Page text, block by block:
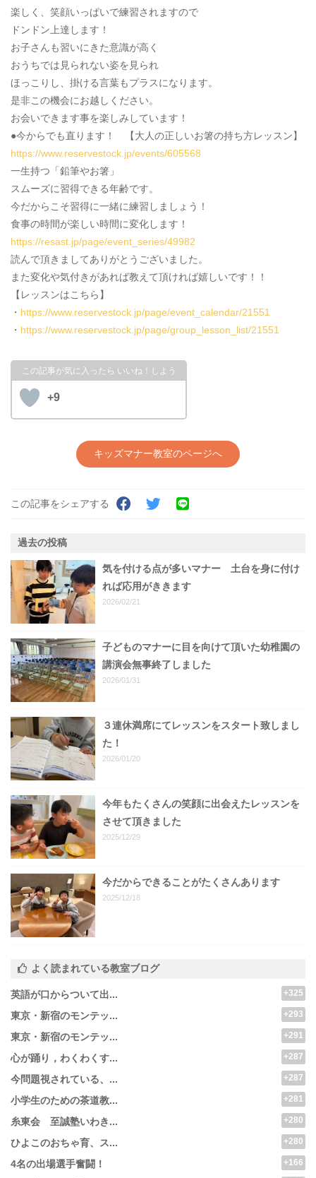
楽しく、笑顔いっぱいで練習されますので
ドンドン上達します！
お子さんも習いにきた意識が高く
おうちでは見られない姿を見られ
ほっこりし、掛ける言葉もプラスになります。
是非この機会にお越しください。
お会いできます事を楽しみしています！
●今からでも直ります！ 【大人の正しいお箸の持ち方レッスン】
https://www.reservestock.jp/events/605568
一生持つ「鉛筆やお箸」
スムーズに習得できる年齢です。
今だからこそ習得に一緒に練習しましょう！
食事の時間が楽しい時間に変化します！
https://resast.jp/page/event_series/49982
読んで頂きましてありがとうございました。
また変化や気付きがあれば教えて頂ければ嬉しいです！！
【レッスンはこちら】
・ https://www.reservestock.jp/page/event_calendar/21551
・ https://www.reservestock.jp/page/group_lesson_list/21551
+9
キッズマナー教室のページへ
この記事をシェアする
過去の投稿
気を付ける点が多いマナー 土台を身に付け
れば応用がききます
2026/02/21
子どものマナーに目を向けて頂いた幼稚園の
講演会無事終了しました
2026/01/31
３連休満席にてレッスンをスタート致しまし
た！
2026/01/20
今年もたくさんの笑顔に出会えたレッスンを
させて頂きました
2025/12/29
今だからできることがたくさんあります
2025/12/18
よく読まれている教室ブログ
英語が口からついて出... +325
東京・新宿のモンテッ... +293
東京・新宿のモンテッ... +291
心が踊り，わくわくす... +287
今問題視されている、... +287
小学生のための茶道教... +281
糸東会 至誠塾いわき... +280
ひよこのおちゃ育、ス... +280
4名の出場選手奮闘！ +166